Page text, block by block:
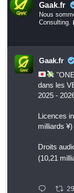
Gaak.fr
Nous
Consulting.
Gaak.fr
dans les
2025 -
Licences
milliards ¥)
Droits
(10,21
29